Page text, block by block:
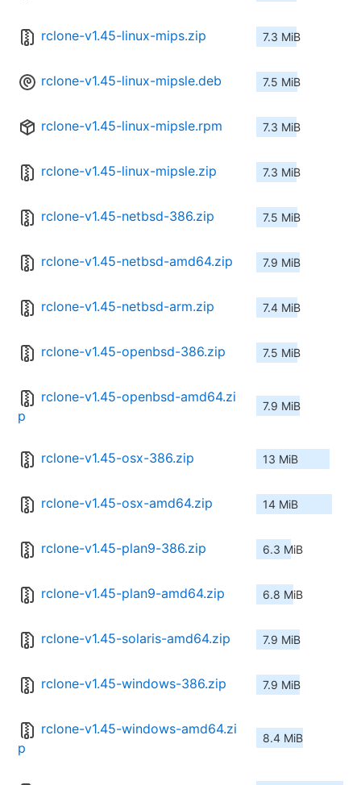
rclone-v1.45-linux-mips.zip 7.3 MiB
rclone-v1.45-linux-mipsle.deb 7.5 MiB
rclone-v1.45-linux-mipsle.rpm 7.3 MiB
rclone-v1.45-linux-mipsle.zip 7.3 MiB
rclone-v1.45-netbsd-386.zip 7.5 MiB
rclone-v1.45-netbsd-amd64.zip 7.9 MiB
rclone-v1.45-netbsd-arm.zip 7.4 MiB
rclone-v1.45-openbsd-386.zip 7.5 MiB
rclone-v1.45-openbsd-amd64.zi
p
7.9 MiB
rclone-v1.45-osx-386.zip 13 MiB
rclone-v1.45-osx-amd64.zip 14 MiB
rclone-v1.45-plan9-386.zip 6.3 MiB
rclone-v1.45-plan9-amd64.zip 6.8 MiB
rclone-v1.45-solaris-amd64.zip 7.9 MiB
rclone-v1.45-windows-386.zip 7.9 MiB
rclone-v1.45-windows-amd64.zi
p
8.4 MiB